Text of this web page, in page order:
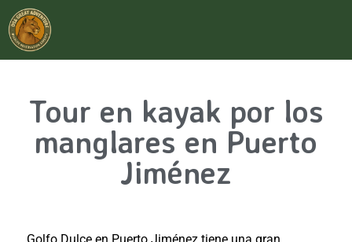
Tour en kayak por los
manglares en Puerto
Jiménez